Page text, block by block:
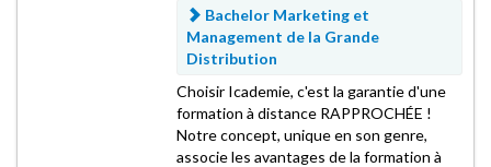
Bachelor Marketing et
Management de la Grande
Distribution
Choisir Icademie, c'est la garantie d'une
formation à distance RAPPROCHÉE !
Notre concept, unique en son genre,
associe les avantages de la formation à